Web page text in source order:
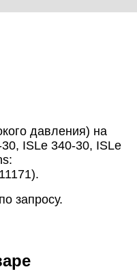
давления) на
ISLe 340-30, ISLe
запросу.